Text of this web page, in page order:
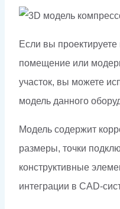
Если вы
помещение или
участок, вы можете
модель данного
Модель содержит
размеры, точки
конструктивные
интеграции в CAD-